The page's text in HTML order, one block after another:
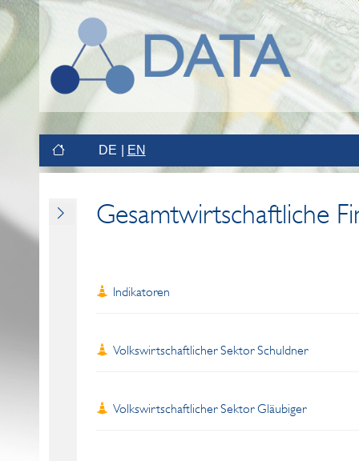
DE EN
Gesamtwirtschaftliche
Indikatoren
Volkswirtschaftlicher Sektor Schuldner
Volkswirtschaftlicher Sektor Gläubiger